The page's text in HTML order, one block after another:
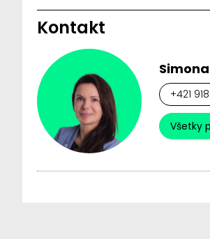
Kontakt
+421
Všetky